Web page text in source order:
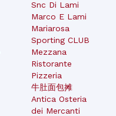
Snc Di Lami
Marco E Lami
Mariarosa
Sporting CLUB
Mezzana
Ristorante
Pizzeria
牛肚面包摊
Antica Osteria
dei Mercanti